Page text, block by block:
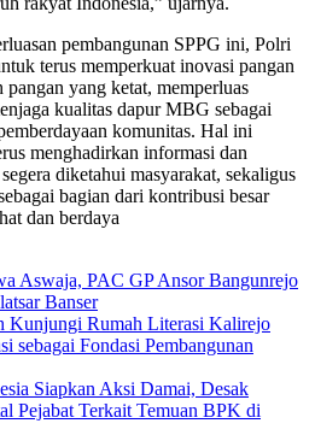
pembangunan SPPG ini, Polri
terus memperkuat inovasi pangan
yang ketat, memperluas
kualitas dapur MBG sebagai
komunitas. Hal ini
menghadirkan informasi dan
diketahui masyarakat, sekaligus
bagian dari kontribusi besar
dan berdaya
Aswaja, PAC GP Ansor Bangunrejo
Banser
Kunjungi Rumah Literasi Kalirejo
sebagai Fondasi Pembangunan
Siapkan Aksi Damai, Desak
Pejabat Terkait Temuan BPK di